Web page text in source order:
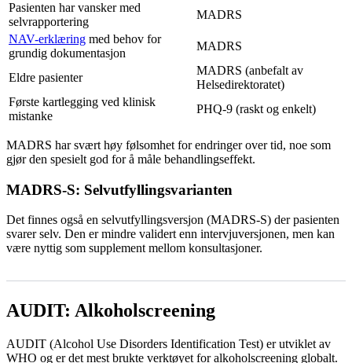
Pasienten har vansker med
selvrapportering
MADRS
NAV-erklæring med behov for
grundig dokumentasjon
MADRS
Eldre pasienter
MADRS (anbefalt av
Helsedirektoratet)
Første kartlegging ved klinisk
mistanke
PHQ-9 (raskt og enkelt)
MADRS har svært høy følsomhet for endringer over tid, noe som
gjør den spesielt god for å måle behandlingseffekt.
MADRS-S: Selvutfyllingsvarianten
Det finnes også en selvutfyllingsversjon (MADRS-S) der pasienten
svarer selv. Den er mindre validert enn intervjuversjonen, men kan
være nyttig som supplement mellom konsultasjoner.
AUDIT: Alkoholscreening
AUDIT (Alcohol Use Disorders Identification Test) er utviklet av
WHO og er det mest brukte verktøyet for alkoholscreening globalt.